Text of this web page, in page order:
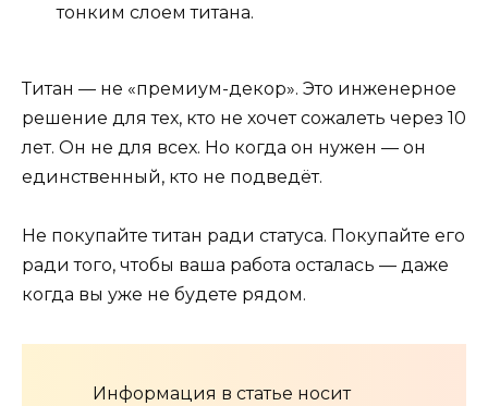
тонким слоем титана.
Титан — не «премиум-декор». Это инженерное
решение для тех, кто не хочет сожалеть через 10
лет. Он не для всех. Но когда он нужен — он
единственный, кто не подведёт.
Не покупайте титан ради статуса. Покупайте его
ради того, чтобы ваша работа осталась — даже
когда вы уже не будете рядом.
Информация в статье носит